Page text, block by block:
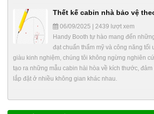
Thết kế cabin nhà bảo vệ
06/09/2025 | 2439 lượt xem
Handy Booth tự hào mang đến
đạt chuẩn thẩm mỹ và công năng tối
giàu kinh nghiệm, chúng tôi không ngừng nghiên
tạo ra những mẫu cabin hài hòa về kích thước,
lắp đặt ở nhiều không gian khác nhau.